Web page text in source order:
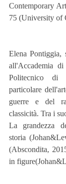
Contemporary
75 (University of
Elena Pontiggia,
all'Accademia
Politecnico
particolare
guerre e del
classicità. Tra i
La grandezza
storia
(Abscondita,
in